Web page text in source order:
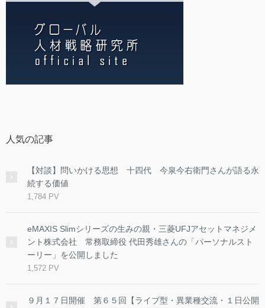
人気の記事
【対談】問いかける思想 十四代 今泉今右衛門さんが語る永
続する価値
1,784 PV
eMAXIS Slimシリーズの生みの親・三菱UFJアセットマネジメ
ント株式会社 常務取締役 代田秀雄さんの「パーソナルスト
ーリー」を公開しました
1,572 PV
９月１７日開催 第６５回【ライブ型・異業種交流・１日公開